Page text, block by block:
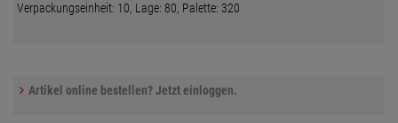
Verpackungseinheit: 10, Lage: 80, Palette: 320
Artikel online bestellen? Jetzt einloggen.